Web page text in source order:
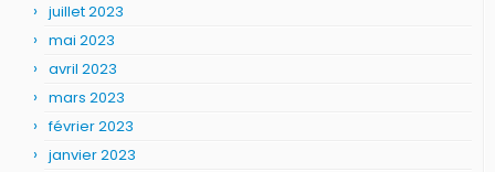
juillet 2023
mai 2023
avril 2023
mars 2023
février 2023
janvier 2023